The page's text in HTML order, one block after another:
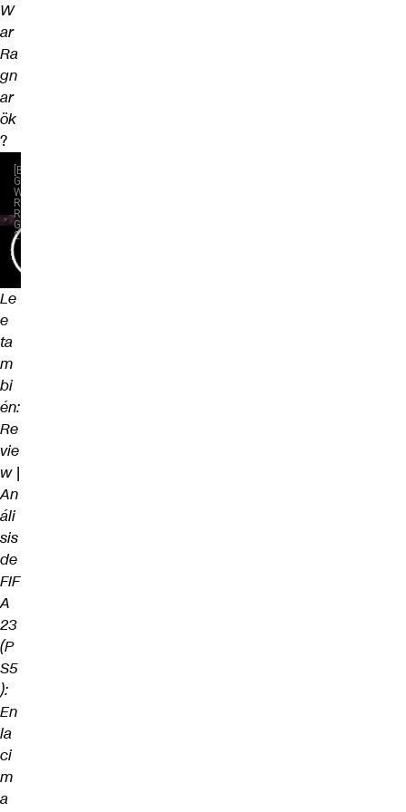
W
ar
Ra
gn
ar
ök
?
Le
e
ta
m
bi
én:
Re
vie
w |
An
áli
sis
de
FIF
A
23
(P
S5
):
En
la
ci
m
a